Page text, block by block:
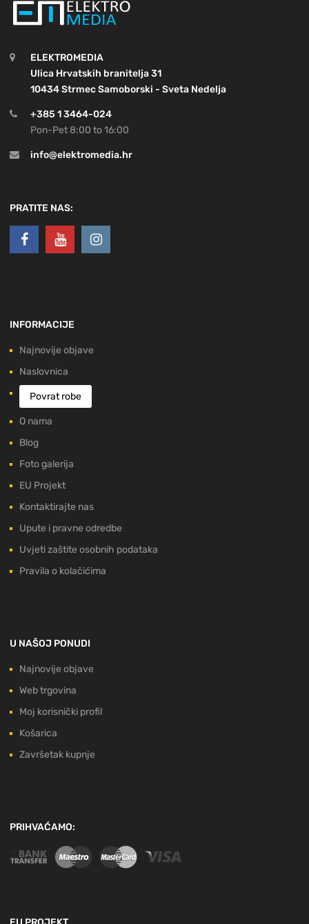
ELEKTROMEDIA
Ulica Hrvatskih branitelja 31
10434 Strmec Samoborski - Sveta Nedelja
+385 1 3464-024
Pon-Pet 8:00 to 16:00
info@elektromedia.hr
PRATITE NAS:
INFORMACIJE
Najnovije objave
Naslovnica
Povrat robe
O nama
Blog
Foto galerija
EU Projekt
Kontaktirajte nas
Upute i pravne odredbe
Uvjeti zaštite osobnih podataka
Pravila o kolačićima
U NAŠOJ PONUDI
Najnovije objave
Web trgovina
Moj korisnički profil
Košarica
Završetak kupnje
PRIHVAĆAMO: